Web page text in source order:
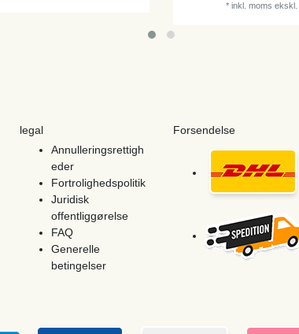
* inkl. moms ekskl.
legal
Annulleringsrettigh
eder
Fortrolighedspolitik
Juridisk
offentliggørelse
FAQ
Generelle
betingelser
Forsendelse